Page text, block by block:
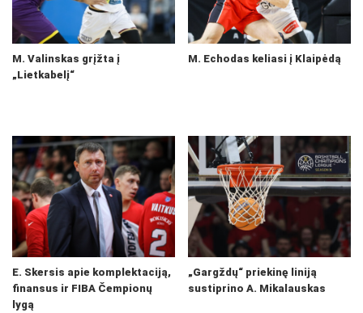
M. Valinskas grįžta į
„Lietkabelį“
M. Echodas keliasi į Klaipėdą
E. Skersis apie komplektaciją,
finansus ir FIBA Čempionų
lygą
„Gargždų“ priekinę liniją
sustiprino A. Mikalauskas